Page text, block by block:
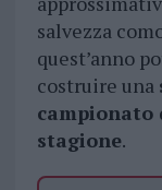
salvezza
quest’anno
costruire una
campionato
stagione.